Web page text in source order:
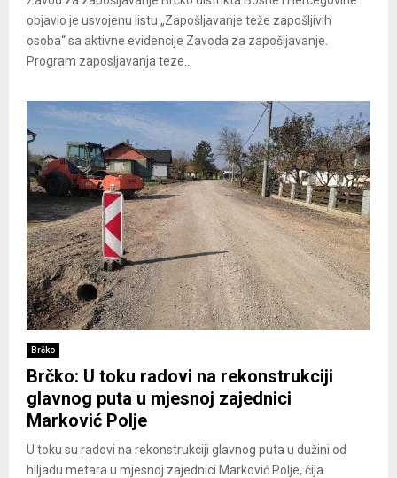
objavio je usvojenu listu „Zapošljavanje teže zapošljivih
osoba“ sa aktivne evidencije Zavoda za zapošljavanje.
Program zaposljavanja teze...
Brčko
Brčko: U toku radovi na rekonstrukciji
glavnog puta u mjesnoj zajednici
Marković Polje
U toku su radovi na rekonstrukciji glavnog puta u dužini od
hiljadu metara u mjesnoj zajednici Marković Polje, čija